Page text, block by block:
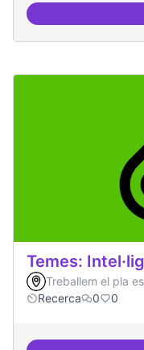
Temes:
Treballem el pla
Recerca
0 0